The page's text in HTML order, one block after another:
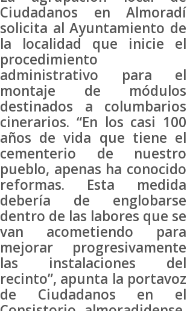
Ciudadanos en Almoradí
solicita al Ayuntamiento de
la localidad que inicie el
procedimiento
administrativo para el
montaje de módulos
destinados a columbarios
cinerarios. “En los casi 100
años de vida que tiene el
cementerio de nuestro
pueblo, apenas ha conocido
reformas. Esta medida
debería de englobarse
dentro de las labores que se
van acometiendo para
mejorar progresivamente
las instalaciones del
recinto”, apunta la portavoz
de Ciudadanos en el